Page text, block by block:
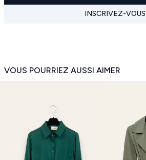
INSCRIVEZ-VOUS
VOUS POURRIEZ AUSSI AIMER